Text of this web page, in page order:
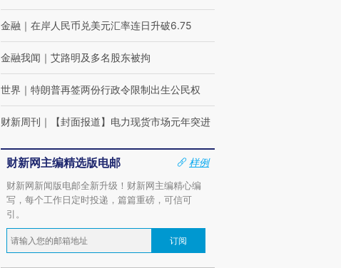
金融 ｜ 在岸人民币兑美元汇率连日升破6.75
金融我闻 ｜ 艾路明及多名股东被拘
世界 ｜ 特朗普再签两份行政令限制出生公民权
财新周刊 ｜ 【封面报道】电力现货市场元年突进
财新网主编精选版电邮
样例
财新网新闻版电邮全新升级！财新网主编精心编
写，每个工作日定时投递，篇篇重磅，可信可
引。
订阅